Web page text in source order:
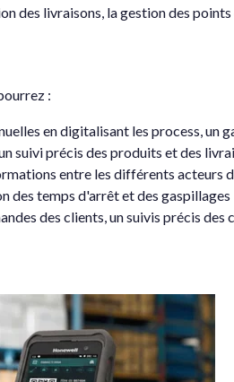
livraisons, la gestion des points
:
en digitalisant les process, un
suivi précis des produits et des
entre les différents acteurs
des temps d'arrêt et des gaspillages
des clients, un suivis précis